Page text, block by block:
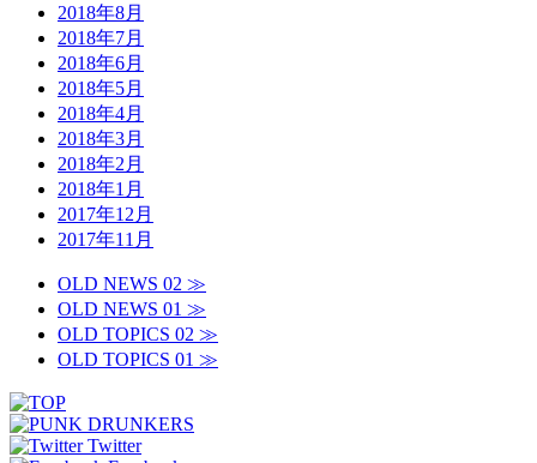
2018年8月
2018年7月
2018年6月
2018年5月
2018年4月
2018年3月
2018年2月
2018年1月
2017年12月
2017年11月
OLD NEWS 02 ≫
OLD NEWS 01 ≫
OLD TOPICS 02 ≫
OLD TOPICS 01 ≫
Twitter